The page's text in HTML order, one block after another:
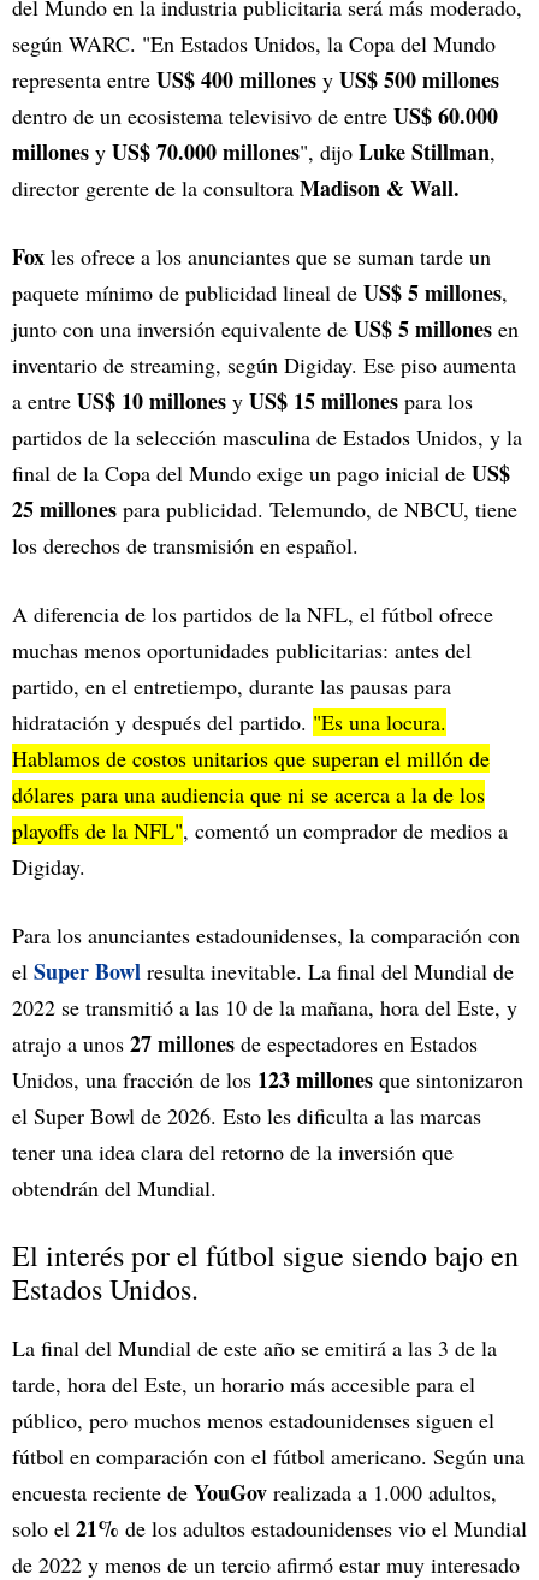
del Mundo en la industria publicitaria será más moderado,
según WARC. "En Estados Unidos, la Copa del Mundo
representa entre US$ 400 millones y US$ 500 millones
dentro de un ecosistema televisivo de entre US$ 60.000
millones y US$ 70.000 millones", dijo Luke Stillman,
director gerente de la consultora Madison & Wall.
Fox les ofrece a los anunciantes que se suman tarde un
paquete mínimo de publicidad lineal de US$ 5 millones,
junto con una inversión equivalente de US$ 5 millones en
inventario de streaming, según Digiday. Ese piso aumenta
a entre US$ 10 millones y US$ 15 millones para los
partidos de la selección masculina de Estados Unidos, y la
final de la Copa del Mundo exige un pago inicial de US$
25 millones para publicidad. Telemundo, de NBCU, tiene
los derechos de transmisión en español.
A diferencia de los partidos de la NFL, el fútbol ofrece
muchas menos oportunidades publicitarias: antes del
partido, en el entretiempo, durante las pausas para
hidratación y después del partido. "Es una locura.
Hablamos de costos unitarios que superan el millón de
dólares para una audiencia que ni se acerca a la de los
playoffs de la NFL", comentó un comprador de medios a
Digiday.
Para los anunciantes estadounidenses, la comparación con
el Super Bowl resulta inevitable. La final del Mundial de
2022 se transmitió a las 10 de la mañana, hora del Este, y
atrajo a unos 27 millones de espectadores en Estados
Unidos, una fracción de los 123 millones que sintonizaron
el Super Bowl de 2026. Esto les dificulta a las marcas
tener una idea clara del retorno de la inversión que
obtendrán del Mundial.
El interés por el fútbol sigue siendo bajo en
Estados Unidos.
La final del Mundial de este año se emitirá a las 3 de la
tarde, hora del Este, un horario más accesible para el
público, pero muchos menos estadounidenses siguen el
fútbol en comparación con el fútbol americano. Según una
encuesta reciente de YouGov realizada a 1.000 adultos,
solo el 21% de los adultos estadounidenses vio el Mundial
de 2022 y menos de un tercio afirmó estar muy interesado